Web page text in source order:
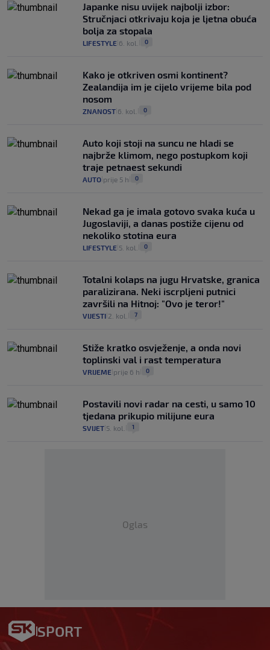
Japanke nisu uvijek najbolji izbor:
Stručnjaci otkrivaju koja je ljetna obuća
bolja za stopala
LIFESTYLE 6. kol. 0
Kako je otkriven osmi kontinent?
Zealandija im je cijelo vrijeme bila pod
nosom
ZNANOST 6. kol. 0
Auto koji stoji na suncu ne hladi se
najbrže klimom, nego postupkom koji
traje petnaest sekundi
AUTO prije 5 h 0
Nekad ga je imala gotovo svaka kuća u
Jugoslaviji, a danas postiže cijenu od
nekoliko stotina eura
LIFESTYLE 5. kol. 0
Totalni kolaps na jugu Hrvatske, granica
paralizirana. Neki iscrpljeni putnici
završili na Hitnoj: "Ovo je teror!"
VIJESTI 2. kol. 7
Stiže kratko osvježenje, a onda novi
toplinski val i rast temperatura
VRIJEME prije 6 h 0
Postavili novi radar na cesti, u samo 10
tjedana prikupio milijune eura
SVIJET 5. kol. 1
Oglas
SPORT